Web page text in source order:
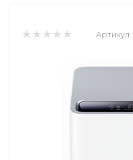
Артикул: